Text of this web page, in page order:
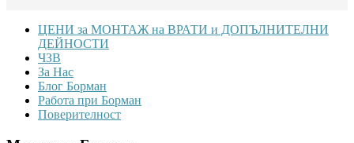
FooterЦЕНИ за МОНТАЖ на ВРАТИ и ДОПЪЛНИТЕЛНИ
ДЕЙНОСТИ
ЧЗВ
За Нас
Блог Борман
Работа при Борман
Поверителност